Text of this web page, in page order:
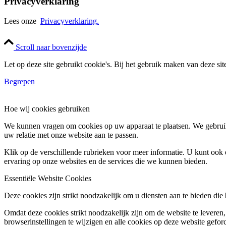
Lees onze Privacyverklaring.
Scroll naar bovenzijde
Let op deze site gebruikt cookie's. Bij het gebruik maken van deze
Begrepen
Hoe wij cookies gebruiken
We kunnen vragen om cookies op uw apparaat te plaatsen. We
uw relatie met onze website aan te passen.
Klik op de verschillende rubrieken voor meer informatie. U kunt
ervaring op onze websites en de services die we kunnen bieden.
Essentiële Website Cookies
Deze cookies zijn strikt noodzakelijk om u diensten aan te bieden
Omdat deze cookies strikt noodzakelijk zijn om de website te
browserinstellingen te wijzigen en alle cookies op deze website